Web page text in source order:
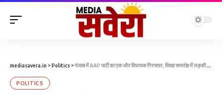
mediasavera.in >Politics >पंजाब में AAP पार्टी का एक और विधायक गिरफ्तार, विवाह समारोह में लड़की के साथ की थी छेड़छाड़
POLITICS